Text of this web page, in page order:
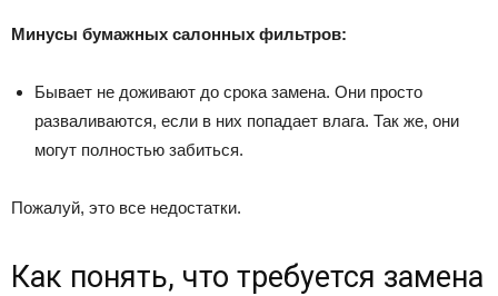
Минусы бумажных салонных фильтров:
Бывает не доживают до срока замена. Они просто
разваливаются, если в них попадает влага. Так же, они
могут полностью забиться.
Пожалуй, это все недостатки.
Как понять, что требуется замена